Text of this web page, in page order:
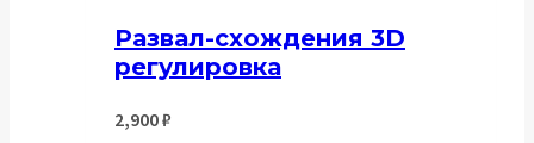
Развал-схождения 3D
регулировка
2,900₽